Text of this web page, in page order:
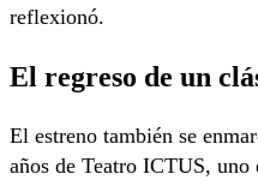
reflexionó.
El regreso de un
El estreno también se
años de Teatro ICTUS, uno